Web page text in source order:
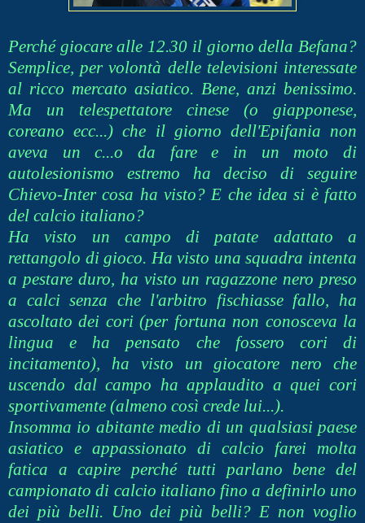
Perché giocare alle 12.30 il giorno della Befana?
Semplice, per volontà delle televisioni interessate
al ricco mercato asiatico. Bene, anzi benissimo.
Ma un telespettatore cinese (o giapponese,
coreano ecc...) che il giorno dell'Epifania non
aveva un c...o da fare e in un moto di
autolesionismo estremo ha deciso di seguire
Chievo-Inter cosa ha visto? E che idea si è fatto
del calcio italiano?
Ha visto un campo di patate adattato a
rettangolo di gioco. Ha visto una squadra intenta
a pestare duro, ha visto un ragazzone nero preso
a calci senza che l'arbitro fischiasse fallo, ha
ascoltato dei cori (per fortuna non conosceva la
lingua e ha pensato che fossero cori di
incitamento), ha visto un giocatore nero che
uscendo dal campo ha applaudito a quei cori
sportivamente (almeno così crede lui...).
Insomma io abitante medio di un qualsiasi paese
asiatico e appassionato di calcio farei molta
fatica a capire perché tutti parlano bene del
campionato di calcio italiano fino a definirlo uno
dei più belli. Uno dei più belli? E non voglio